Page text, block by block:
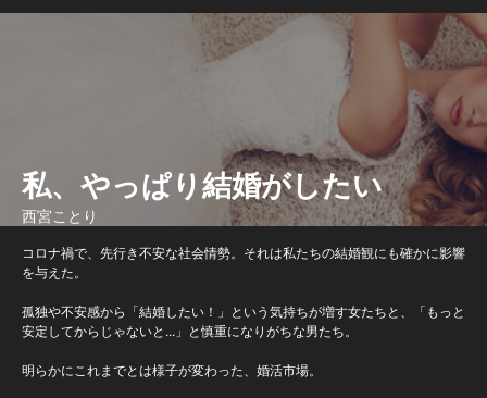
私、やっぱり結婚がしたい
西宮ことり
コロナ禍で、先行き不安な社会情勢。それは私たちの結婚観にも確かに影響
を与えた。
孤独や不安感から「結婚したい！」という気持ちが増す女たちと、「もっと
安定してからじゃないと...」と慎重になりがちな男たち。
明らかにこれまでとは様子が変わった、婚活市場。